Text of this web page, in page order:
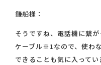
鎌船様：
そうですね、電話機に繋
ケーブル※1なので、使わ
できることも気に入ってい